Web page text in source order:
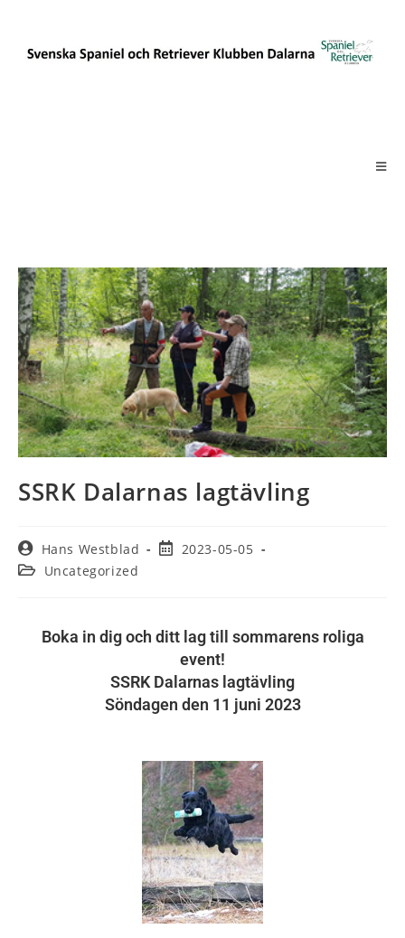
SSRK Dalarnas lagtävling
Hans Westblad
2023-05-05
Uncategorized
Boka in dig och ditt lag till sommarens roliga
event!
SSRK Dalarnas lagtävling
Söndagen den 11 juni 2023